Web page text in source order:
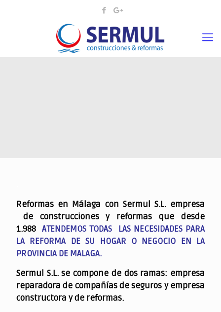
Reformas en Málaga con Sermul S.L. empresa
de construcciones y reformas que desde
1.988ATENDEMOS TODAS LAS NECESIDADES PARA
LA REFORMA DE SU HOGAR O NEGOCIO EN LA
PROVINCIA DE MALAGA.
Sermul S.L. se compone de dos ramas: empresa
reparadora de compañías de seguros y empresa
constructora y de reformas.